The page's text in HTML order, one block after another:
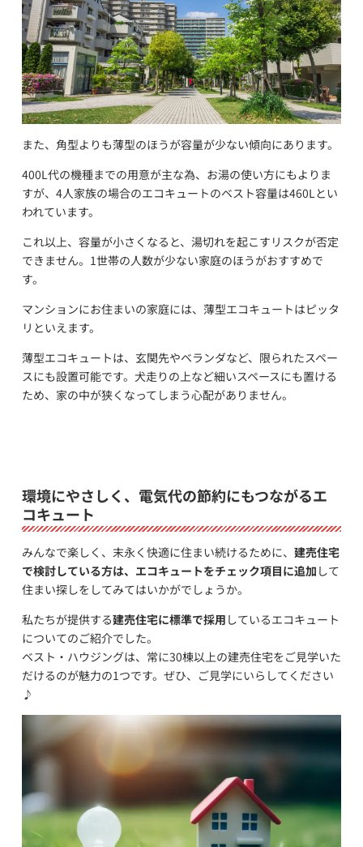
また、角型よりも薄型のほうが容量が少ない傾向にあります。
400L代の機種までの用意が主な為、お湯の使い方にもよりま
すが、4人家族の場合のエコキュートのベスト容量は460Lとい
われています。
これ以上、容量が小さくなると、湯切れを起こすリスクが否定
できません。1世帯の人数が少ない家庭のほうがおすすめで
す。
マンションにお住まいの家庭には、薄型エコキュートはピッタ
リといえます。
薄型エコキュートは、玄関先やベランダなど、限られたスペー
スにも設置可能です。犬走りの上など細いスペースにも置ける
ため、家の中が狭くなってしまう心配がありません。
環境にやさしく、電気代の節約にもつながるエ
コキュート
みんなで楽しく、末永く快適に住まい続けるために、 建売住宅
で検討している方は、エコキュートをチェック項目に追加 して
住まい探しをしてみてはいかがでしょうか。
私たちが提供する建売住宅に標準で採用 しているエコキュート
についてのご紹介でした。
ベスト・ハウジングは、常に30棟以上の建売住宅をご見学いた
だけるのが魅力の1つです。ぜひ、ご見学にいらしてください
♪